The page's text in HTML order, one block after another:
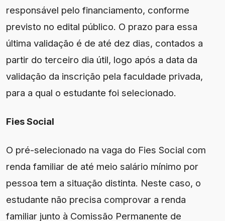
responsável pelo financiamento, conforme
previsto no edital público. O prazo para essa
última validação é de até dez dias, contados a
partir do terceiro dia útil, logo após a data da
validação da inscrição pela faculdade privada,
para a qual o estudante foi selecionado.
Fies Social
O pré-selecionado na vaga do Fies Social com
renda familiar de até meio salário mínimo por
pessoa tem a situação distinta. Neste caso, o
estudante não precisa comprovar a renda
familiar junto à Comissão Permanente de